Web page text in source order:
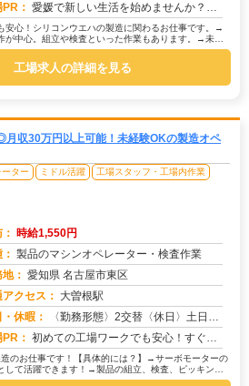
： 愛媛で新しい生活を始めませんか？→すぐに住める寮完備！初期費用は一切かかりません！敷金礼金、鍵交換代、仲介手数料、...
安心！シリコンウエハの製造に関わるお仕事です。→
が中心。組立や検査といった作業もあります。→未経
初...
工場求人の詳細を見る
収30万円以上可能！未経験OKの製造オペ
ター ミドル活躍
工場スタッフ・工場内作業
時給1,550円
製品のマシンオペレーター・検査作業
： 愛知県 名古屋市東区
クセス： 大曽根駅
休暇：
〈勤務形態〉2交替〈休日〉土日祝★ＧＷ★夏季休暇★冬季休暇★年末年始
： 初めての工場ワークでも安心！すぐに生活を始められる環境が整っています！→ 家具付き寮は初期費用0円！敷金・礼金、鍵...
のお仕事です！【具体的には？】→サーボモーターの
して活躍できます！→製品の組立、検査、ピッキン
す...